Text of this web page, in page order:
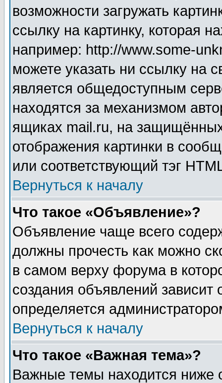
возможности загружать
ссылку на картинку, которая
например: http://www.some-
можете указать ни ссылку на
является общедоступным
находятся за механизмом
ящиках mail.ru, на
отображения картинки в
или соответствующий тэг
Вернуться к началу
Что такое «Объявление»?
Объявление чаще всего
должны прочесть как можно
в самом верху форума в
создания объявлений зависит
определяется
Вернуться к началу
Что такое «Важная тема»?
Важные темы находится ниже